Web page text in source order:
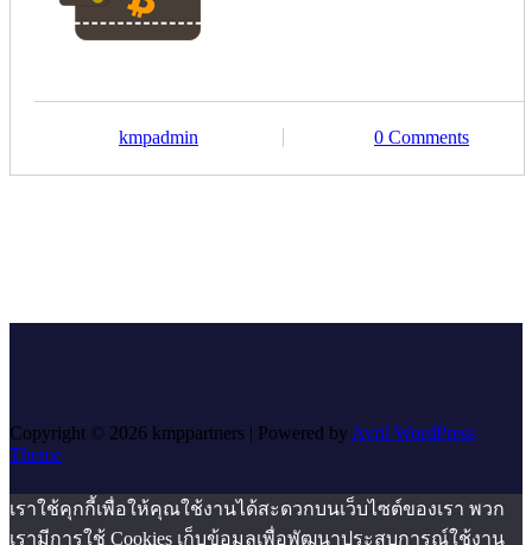
kmpadmin 0 Comments
Copyright © 2026 kmppartners | Powered by Avril WordPress
Theme
เราใช้คุกกี้เพื่อให้คุณใช้งานได้สะดวกบนเว็บไซต์ของเรา พวก
เรามีการใช้ Cookies เก็บข้อมูลเพื่อพัฒนาประสบการณ์ใช้งาน